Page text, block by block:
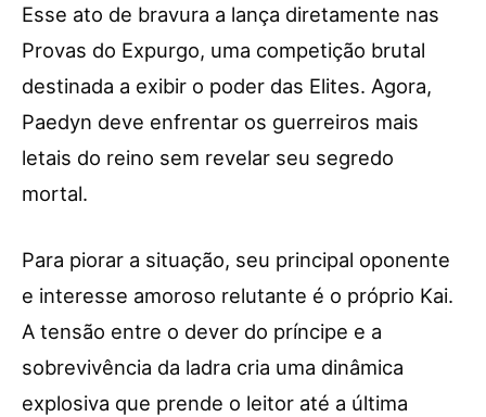
Esse ato de bravura a lança diretamente nas
Provas do Expurgo, uma competição brutal
destinada a exibir o poder das Elites. Agora,
Paedyn deve enfrentar os guerreiros mais
letais do reino sem revelar seu segredo
mortal.
Para piorar a situação, seu principal oponente
e interesse amoroso relutante é o próprio Kai.
A tensão entre o dever do príncipe e a
sobrevivência da ladra cria uma dinâmica
explosiva que prende o leitor até a última